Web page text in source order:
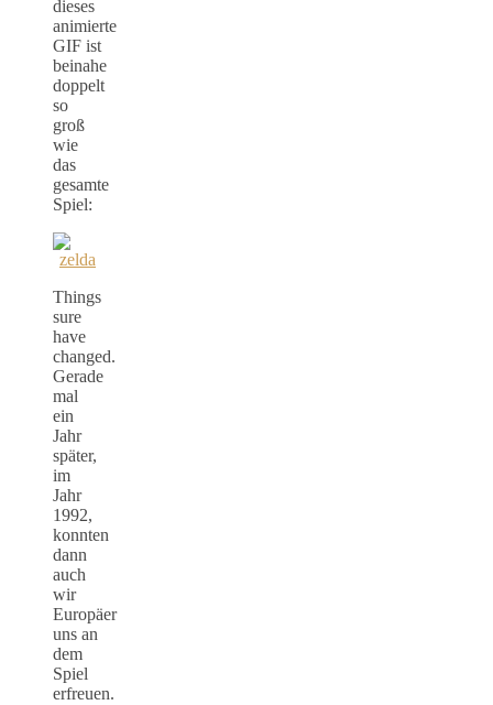
dieses
animierte
GIF ist
beinahe
doppelt
so
groß
wie
das
gesamte
Spiel:
Things
sure
have
changed.
Gerade
mal
ein
Jahr
später,
im
Jahr
1992,
konnten
dann
auch
wir
Europäer
uns an
dem
Spiel
erfreuen.